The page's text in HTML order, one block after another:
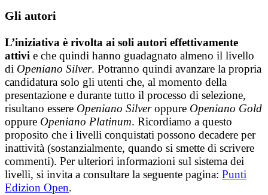
Gli autori
L’iniziativa è rivolta ai soli autori effettivamente
attivi e che quindi hanno guadagnato almeno il livello
di Openiano Silver. Potranno quindi avanzare la propria
candidatura solo gli utenti che, al momento della
presentazione e durante tutto il processo di selezione,
risultano essere Openiano Silveroppure Openiano Gold
oppure Openiano Platinum. Ricordiamo a questo
proposito che i livelli conquistati possono decadere per
inattività (sostanzialmente, quando si smette di scrivere
commenti). Per ulteriori informazioni sul sistema dei
livelli, si invita a consultare la seguente pagina: Punti
Edizion Open.